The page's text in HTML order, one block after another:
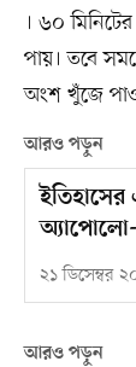
। ৬০
পায়। তবে
অংশ খুঁজে
আরও পড়ুন
২১ ডিসেম্বর
আরও পড়ুন